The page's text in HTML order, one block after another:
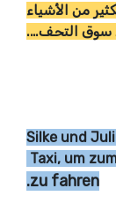
من الأشياء
سوق التحف….
Silke und
Taxi, um
zu fahren.